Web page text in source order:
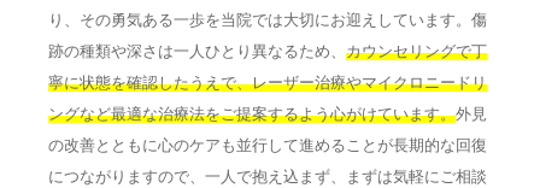
り、その勇気ある一歩を当院では大切にお迎えしています。傷
跡の種類や深さは一人ひとり異なるため、 カウンセリングで丁
寧に状態を確認したうえで、レーザー治療やマイクロニードリ
ングなど最適な治療法をご提案するよう心がけています。外見
の改善とともに心のケアも並行して進めることが長期的な回復
につながりますので、一人で抱え込まず、まずは気軽にご相談